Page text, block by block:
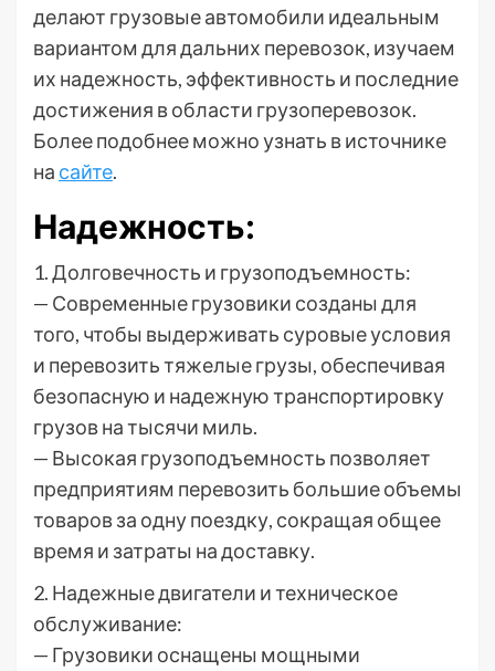
делают грузовые автомобили идеальным
вариантом для дальних перевозок, изучаем
их надежность, эффективность и последние
достижения в области грузоперевозок.
Более подобнее можно узнать в источнике
на сайте.
Надежность:
1. Долговечность и грузоподъемность:
— Современные грузовики созданы для
того, чтобы выдерживать суровые условия
и перевозить тяжелые грузы, обеспечивая
безопасную и надежную транспортировку
грузов на тысячи миль.
— Высокая грузоподъемность позволяет
предприятиям перевозить большие объемы
товаров за одну поездку, сокращая общее
время и затраты на доставку.
2. Надежные двигатели и техническое
обслуживание:
— Грузовики оснащены мощными